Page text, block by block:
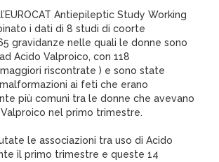
Antiepileptic Study Working
i dati di 8 studi di coorte
gravidanze nelle quali le donne sono
Acido Valproico, con 118
riscontrate ) e sono state
ai feti che erano
più comuni tra le donne che avevano
nel primo trimestre.
le associazioni tra uso di Acido
il primo trimestre e queste 14